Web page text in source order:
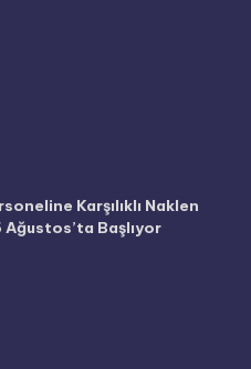
Karşılıklı Naklen
Başlıyor